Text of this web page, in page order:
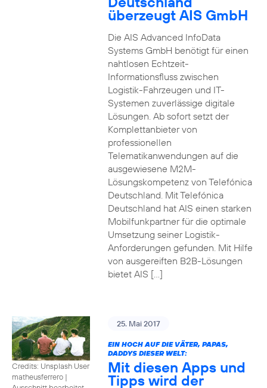
überzeugt AIS GmbH
Die AIS Advanced InfoData
Systems GmbH benötigt für einen
nahtlosen Echtzeit-
Informationsfluss zwischen
Logistik-Fahrzeugen und IT-
Systemen zuverlässige digitale
Lösungen. Ab sofort setzt der
Komplettanbieter von
professionellen
Telematikanwendungen auf die
ausgewiesene M2M-
Lösungskompetenz von Telefónica
Deutschland. Mit Telefónica
Deutschland hat AIS einen starken
Mobilfunkpartner für die optimale
Umsetzung seiner Logistik-
Anforderungen gefunden. Mit Hilfe
von ausgereiften B2B-Lösungen
bietet AIS […]
Credits: Unsplash User
matheusferrero |
25. Mai 2017
EIN HOCH AUF DIE VÄTER, PAPAS,
DADDYS DIESER WELT:
Mit diesen Apps und
Tipps wird der